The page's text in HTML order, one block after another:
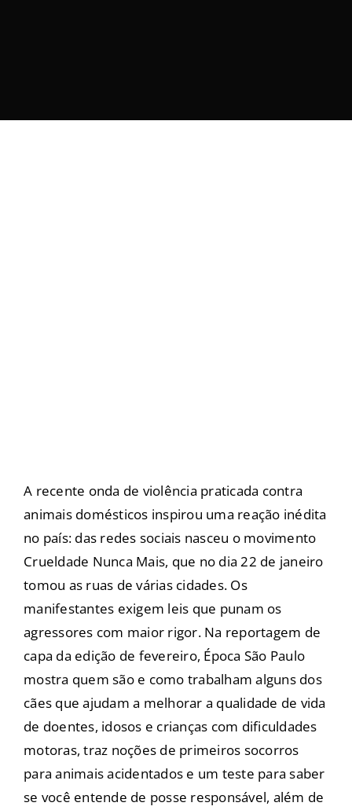
A recente onda de violência praticada contra
animais domésticos inspirou uma reação inédita
no país: das redes sociais nasceu o movimento
Crueldade Nunca Mais, que no dia 22 de janeiro
tomou as ruas de várias cidades. Os
manifestantes exigem leis que punam os
agressores com maior rigor. Na reportagem de
capa da edição de fevereiro, Época São Paulo
mostra quem são e como trabalham alguns dos
cães que ajudam a melhorar a qualidade de vida
de doentes, idosos e crianças com dificuldades
motoras, traz noções de primeiros socorros
para animais acidentados e um teste para saber
se você entende de posse responsável, além de